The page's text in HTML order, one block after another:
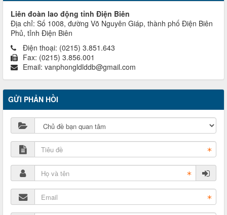
Liên đoàn lao động tỉnh Điện Biên
Địa chỉ: Số 1008, đường Võ Nguyên Giáp, thành phố Điện Biên
Phủ, tỉnh Điện Biên
Điện thoại: (0215) 3.851.643
Fax: (0215) 3.856.001
Email: vanphongldlddb@gmail.com
GỬI PHẢN HỒI